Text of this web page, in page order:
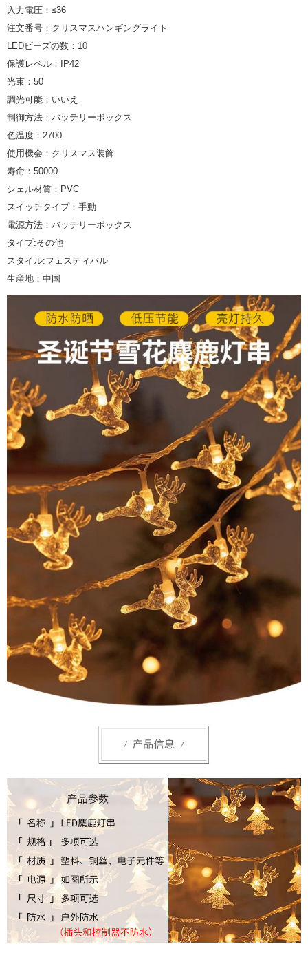
入力電圧：≤36
注文番号：クリスマスハンギングライト
LEDビーズの数：10
保護レベル：IP42
光束：50
調光可能：いいえ
制御方法：バッテリーボックス
色温度：2700
使用機会：クリスマス装飾
寿命：50000
シェル材質：PVC
スイッチタイプ：手動
電源方法：バッテリーボックス
タイプ:その他
スタイル:フェスティバル
生産地：中国